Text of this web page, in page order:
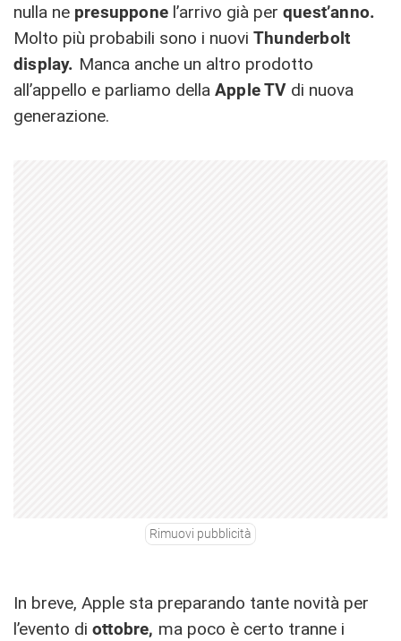
nulla ne presuppone l’arrivo già per quest’anno.
Molto più probabili sono i nuovi Thunderbolt
display. Manca anche un altro prodotto
all’appello e parliamo della Apple TVdi nuova
generazione.
Rimuovi pubblicità
In breve, Apple sta preparando tante novità per
l’evento di ottobre, ma poco è certo tranne i